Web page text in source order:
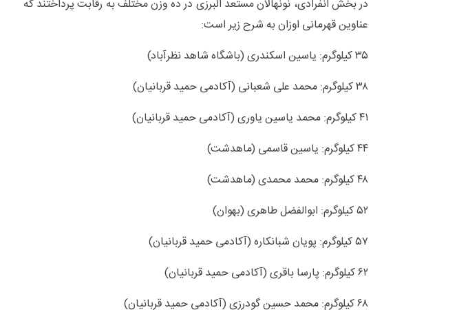
در بخش انفرادی، نونهالان مستعد البرزی در ده وزن مختلف به رقابت پرداختند که
عناوین قهرمانی اوزان به شرح زیر است:
۳۵ کیلوگرم: یاسین اسکندری (باشگاه شاهد نظرآباد)
۳۸ کیلوگرم: محمد علی شعبانی (آکادمی حمید قربانیان)
۴۱ کیلوگرم: محمد یاسین یاوری (آکادمی حمید قربانیان)
۴۴ کیلوگرم: یاسین قاسمی (ماهدشت)
۴۸ کیلوگرم: محمد محمدی (ماهدشت)
۵۲ کیلوگرم: ابوالفضل طاهری (بهوان)
۵۷ کیلوگرم: پویان شبانکاره (آکادمی حمید قربانیان)
۶۲ کیلوگرم: پارسا باقری (آکادمی حمید قربانیان)
۶۸ کیلوگرم: محمد حسین گودرزی (آکادمی حمید قربانیان)